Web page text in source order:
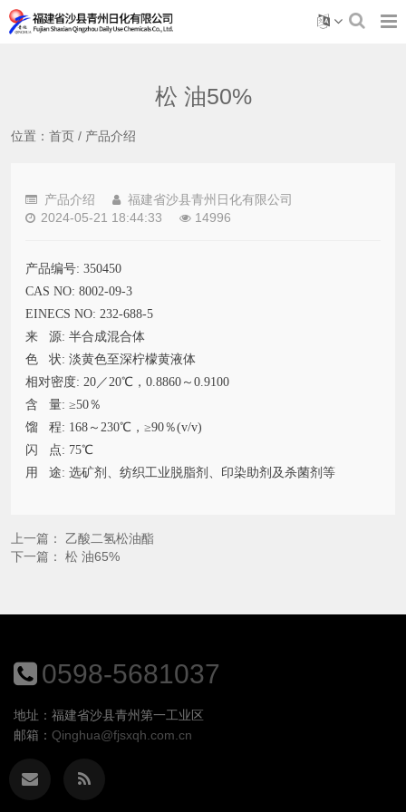
松 油50%
位置： 首页 / 产品介绍
产品介绍
福建省沙县青州日化有限公司
2024-05-21 18:44:33
14996
产品编号: 350450
CAS NO: 8002-09-3
EINECS NO: 232-688-5
来 源: 半合成混合体
色 状: 淡黄色至深柠檬黄液体
相对密度: 20／20℃，0.8860～0.9100
含 量: ≥50％
馏 程: 168～230℃，≥90％(v/v)
闪 点: 75℃
用 途: 选矿剂、纺织工业脱脂剂、印染助剂及杀菌剂等
上一篇： 乙酸二氢松油酯
下一篇： 松 油65%
0598-5681037
地址：福建省沙县青州第一工业区
邮箱： Qinghua@fjsxqh.com.cn